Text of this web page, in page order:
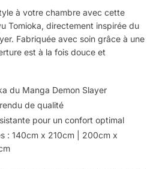
à votre chambre avec cette
Tomioka, directement inspirée du
Fabriquée avec soin grâce à une
est à la fois douce et
du Manga Demon Slayer
de qualité
pour un confort optimal
: 140cm x 210cm | 200cm x